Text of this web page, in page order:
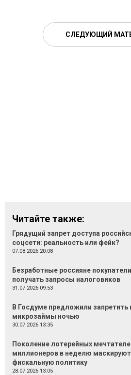
СЛЕДУЮЩИЙ
Читайте также:
Грядущий запрет доступа
соцсети: реальность или фейк?
07.08.2026 20:08
Безработные россияне
получать запросы налоговиков
31.07.2026 09:53
В Госдуме предложили запретить
микрозаймы ночью
30.07.2026 13:35
Поколение лотерейных
миллионеров в неделю маскируют
фискальную политику
28.07.2026 13:05